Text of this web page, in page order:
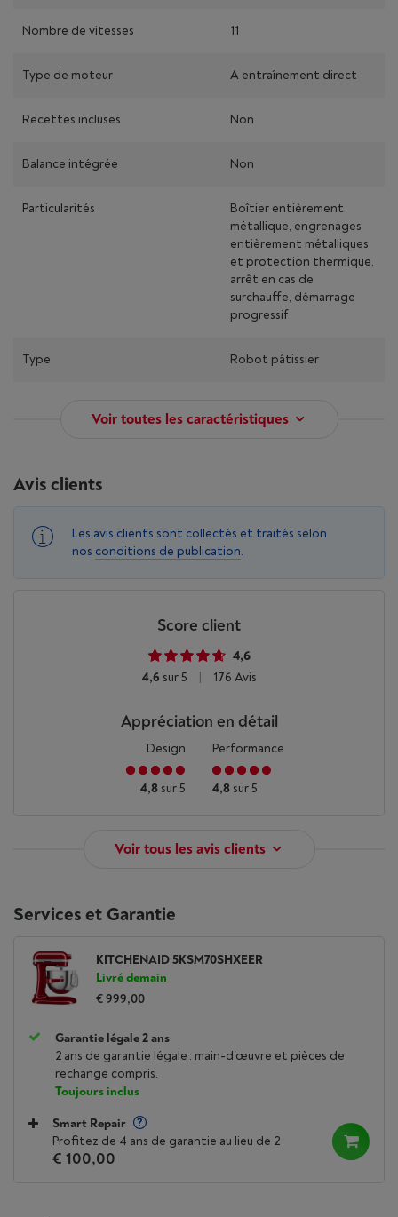
Nombre de vitesses 11
Type de moteur A entraînement direct
Recettes incluses Non
Balance intégrée Non
Particularités
Boîtier entièrement
métallique, engrenages
entièrement métalliques
et protection thermique,
arrêt en cas de
surchauffe, démarrage
progressif
Type Robot pâtissier
Voir toutes les caractéristiques
Avis clients
Les avis clients sont collectés et traités selon
nos conditions de publication.
Score client
4,6
4,6 sur 5 176 Avis
Appréciation en détail
Design
4,8 sur 5
Performance
4,8 sur 5
Voir tous les avis clients
Services et Garantie
KITCHENAID 5KSM70SHXEER
Livré demain
€ 999,00
Garantie légale 2 ans
2 ans de garantie légale : main-d'œuvre et pièces de
rechange compris.
Toujours inclus
Smart Repair
Profitez de 4 ans de garantie au lieu de 2
€ 100,00